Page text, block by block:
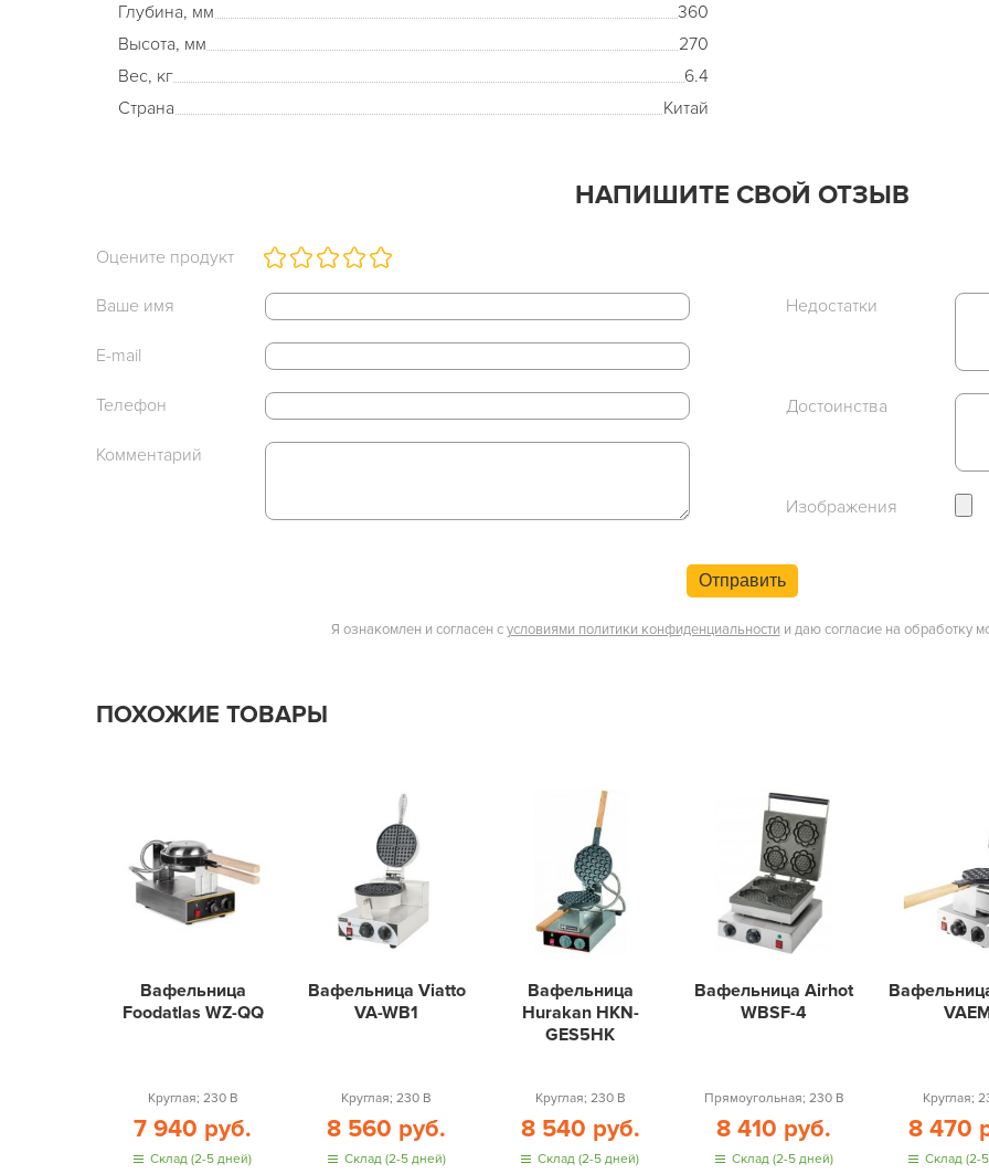
Глубина, мм
360
Высота, мм
270
Вес, кг
6.4
Страна
Китай
НАПИШИТЕ СВОЙ ОТЗЫВ
Оцените продукт
Ваше имя
E-mail
Телефон
Комментарий
Недостатки
Достоинства
Изображения
Отправить
Я ознакомлен и согласен сусловиями политики конфиденциальности и даю согласие на обработку
ПОХОЖИЕ ТОВАРЫ
Вафельница
Foodatlas WZ-QQ
Круглая; 230 В
7 940 руб.
Склад (2-5 дней)
Вафельница Viatto
VA-WB1
Круглая; 230 В
8 560 руб.
Склад (2-5 дней)
Вафельница
Hurakan HKN-
GES5HK
Круглая; 230 В
8 540 руб.
Склад (2-5 дней)
Вафельница Airhot
WBSF-4
Прямоугольная; 230 В
8 410 руб.
Склад (2-5 дней)
Круглая;
8 470
Склад (2-